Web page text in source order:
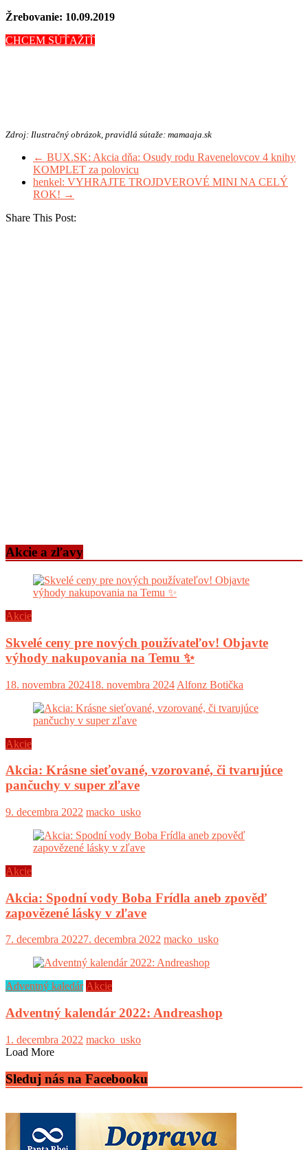
Žrebovanie: 10.09.2019
CHCEM SÚŤAŽIŤ
Zdroj: Ilustračný obrázok, pravidlá sútaže: mamaaja.sk
← BUX.SK: Akcia dňa: Osudy rodu Ravenelovcov 4 knihy
KOMPLET za polovicu
henkel: VYHRAJTE TROJDVEROVÉ MINI NA CELÝ
ROK! →
Share This Post:
Akcie a zľavy
Akcie
Skvelé ceny pre nových používateľov! Objavte
výhody nakupovania na Temu ✨
18. novembra 202418. novembra 2024 Alfonz Botička
Akcie
Akcia: Krásne sieťované, vzorované, či tvarujúce
pančuchy v super zľave
9. decembra 2022 macko_usko
Akcie
Akcia: Spodní vody Boba Frídla aneb zpověď
zapovězené lásky v zľave
7. decembra 20227. decembra 2022 macko_usko
Adventný kaledár Akcie
Adventný kalendár 2022: Andreashop
1. decembra 2022 macko_usko
Load More
Sleduj nás na Facebooku